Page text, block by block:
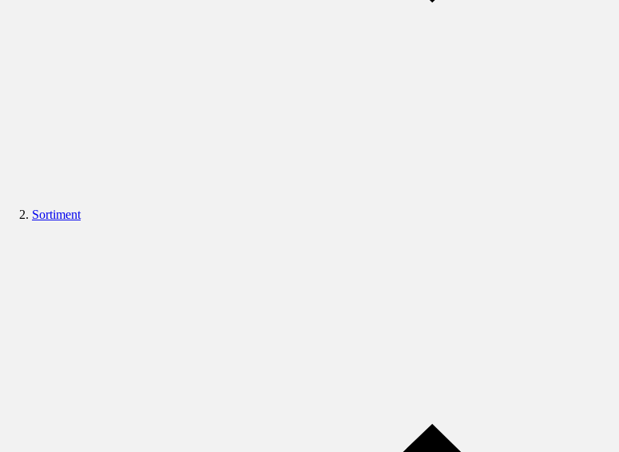
Sortiment